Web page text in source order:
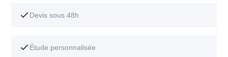
Devis sous 48h
Étude personnalisée